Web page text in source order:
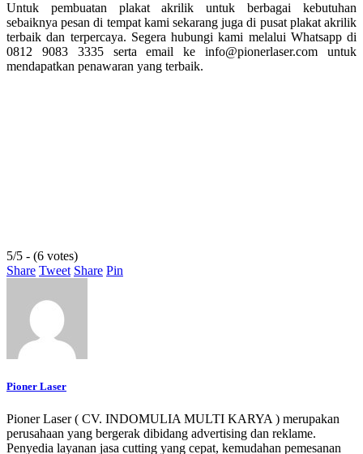
Untuk pembuatan plakat akrilik untuk berbagai kebutuhan
sebaiknya pesan di tempat kami sekarang juga di pusat plakat akrilik
terbaik dan terpercaya. Segera hubungi kami melalui Whatsapp di
0812 9083 3335 serta email ke info@pionerlaser.com untuk
mendapatkan penawaran yang terbaik.
5/5 - (6 votes)
Share Tweet Share Pin
Pioner Laser
Pioner Laser ( CV. INDOMULIA MULTI KARYA ) merupakan
perusahaan yang bergerak dibidang advertising dan reklame.
Penyedia layanan jasa cutting yang cepat, kemudahan pemesanan